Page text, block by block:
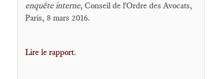
enquête interne, Conseil de l'Ordre des Avocats,
Paris, 8 mars 2016.
Lire le rapport.